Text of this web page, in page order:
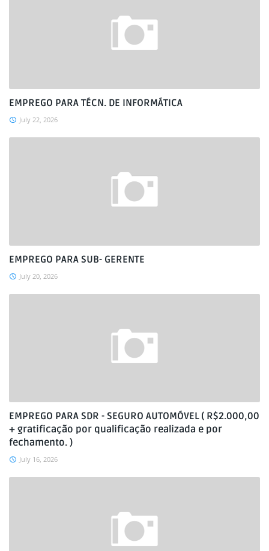
EMPREGO PARA TÉCN. DE INFORMÁTICA
July 22, 2026
EMPREGO PARA SUB- GERENTE
July 20, 2026
EMPREGO PARA SDR - SEGURO AUTOMÓVEL ( R$2.000,00
+ gratificação por qualificação realizada e por
fechamento. )
July 16, 2026